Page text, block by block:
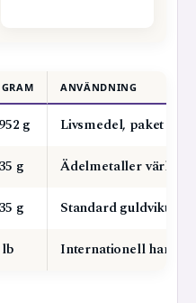
ANVÄNDNING
g
Livsmedel, paket i
g
Ädelmetaller världen
g
Standard guldvikt
Internationell handel